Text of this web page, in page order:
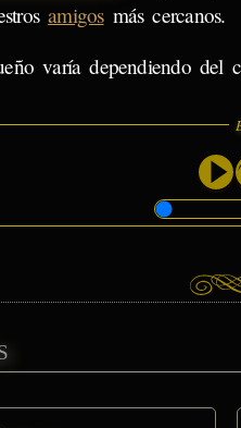
amigosmás cercanos.
varía dependiendo del